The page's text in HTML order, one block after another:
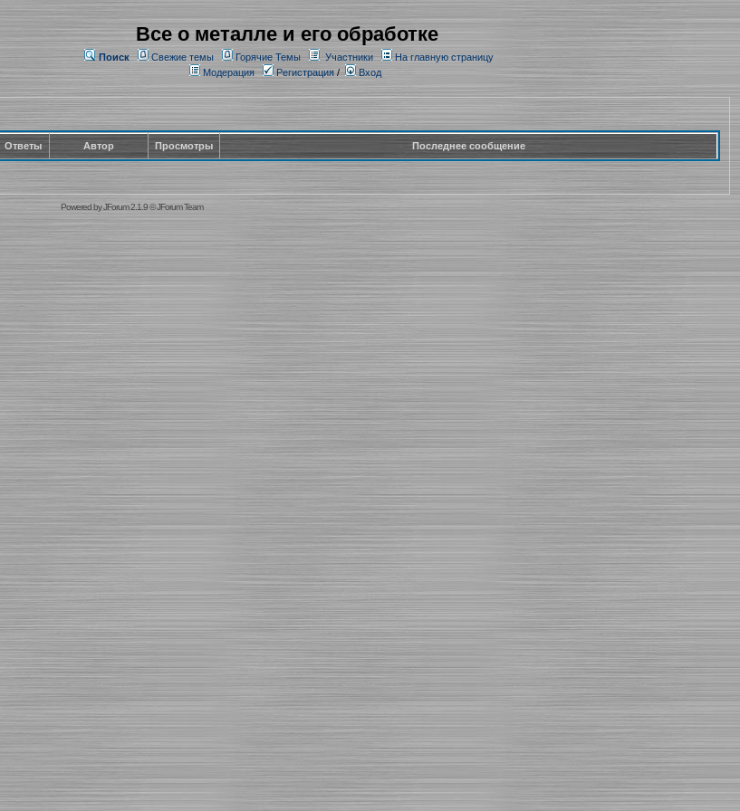
Все о металле и его обработке
Поиск Свежие темы Горячие Темы Участники
На главную страницу
Модерация
Регистрация/ Вход
Ответы Автор Просмотры Последнее сообщение
Powered byJForum 2.1.9©JForum Team